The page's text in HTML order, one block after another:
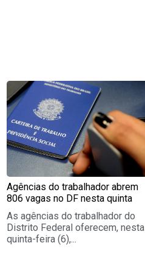
Agências do trabalhador abrem
806 vagas no DF nesta quinta
As agências do trabalhador do
Distrito Federal oferecem, nesta
quinta-feira (6),...